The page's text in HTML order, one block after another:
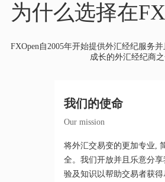
为什么选择在
FXOpen自2005年开始提供外汇经纪服务
成长的外汇经纪商
我们的使命
Our mission
将外汇交易变的更加专业,
全。我们开放并且乐意分
验及知识以帮助交易者获